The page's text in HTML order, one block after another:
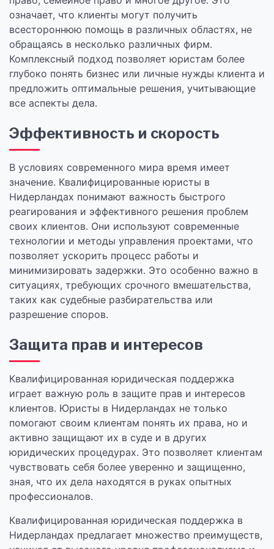
означает, что клиенты могут получить
всестороннюю помощь в различных областях, не
обращаясь в несколько различных фирм.
Комплексный подход позволяет юристам более
глубоко понять бизнес или личные нужды клиента и
предложить оптимальные решения, учитывающие
все аспекты дела.
Эффективность и скорость
В условиях современного мира время имеет
значение. Квалифицированные юристы в
Нидерландах понимают важность быстрого
реагирования и эффективного решения проблем
своих клиентов. Они используют современные
технологии и методы управления проектами, что
позволяет ускорить процесс работы и
минимизировать задержки. Это особенно важно в
ситуациях, требующих срочного вмешательства,
таких как судебные разбирательства или
разрешение споров.
Защита прав и интересов
Квалифицированная юридическая поддержка
играет важную роль в защите прав и интересов
клиентов. Юристы в Нидерландах не только
помогают своим клиентам понять их права, но и
активно защищают их в суде и в других
юридических процедурах. Это позволяет клиентам
чувствовать себя более уверенно и защищенно,
зная, что их дела находятся в руках опытных
профессионалов.
Квалифицированная юридическая поддержка в
Нидерландах предлагает множество преимуществ,